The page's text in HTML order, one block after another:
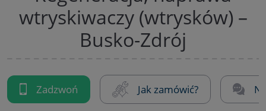
wtryskiwaczy (wtrysków) –
Busko-Zdrój
Zadzwoń Jak zamówić?